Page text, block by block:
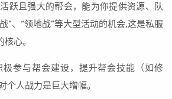
跃且强大的帮会，能为你提供资源、队
”、“领地战”等大型活动的机会,这是私服
心。
极参与帮会建设，提升帮会技能（如修
个人战力是巨大增幅。